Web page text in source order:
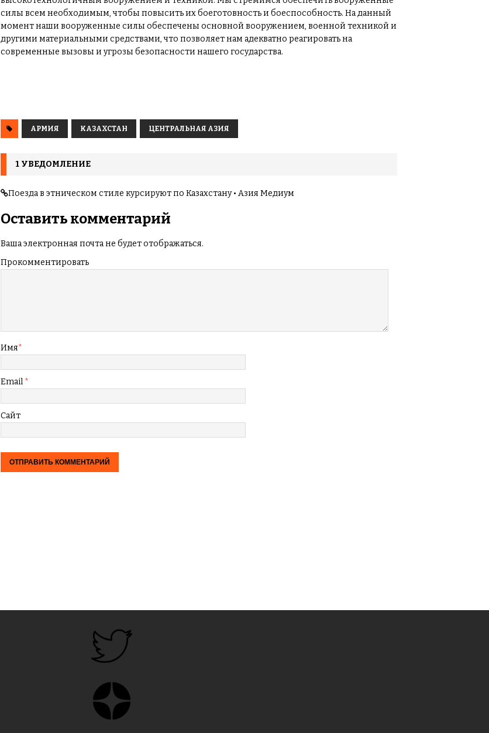
силы всем необходимым, чтобы повысить их боеготовность и боеспособность. На данный
момент наши вооруженные силы обеспечены основной вооружением, военной техникой и
другими материальными средствами, что позволяет нам адекватно реагировать на
современные вызовы и угрозы безопасности нашего государства.
АРМИЯ КАЗАХСТАН ЦЕНТРАЛЬНАЯ АЗИЯ
1 УВЕДОМЛЕНИЕ
Поезда в этническом стиле курсируют по Казахстану • Азия Медиум
Оставить комментарий
Ваша электронная почта не будет отображаться.
Прокомментировать
Имя*
Email *
Сайт